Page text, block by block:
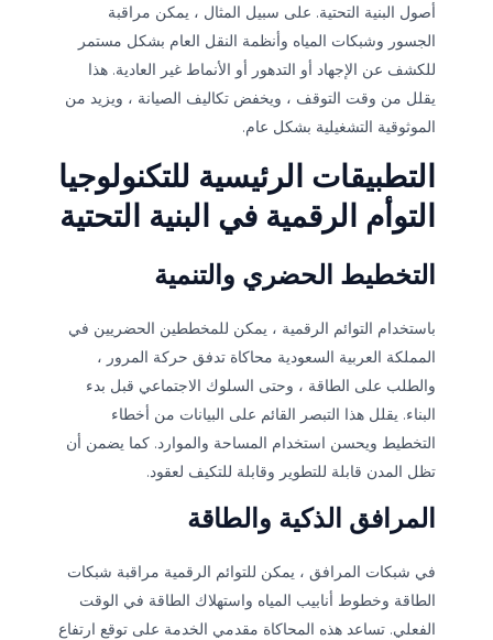
أصول البنية التحتية. على سبيل المثال ، يمكن مراقبة
الجسور وشبكات المياه وأنظمة النقل العام بشكل مستمر
للكشف عن الإجهاد أو التدهور أو الأنماط غير العادية. هذا
يقلل من وقت التوقف ، ويخفض تكاليف الصيانة ، ويزيد من
الموثوقية التشغيلية بشكل عام.
التطبيقات الرئيسية للتكنولوجيا
التوأم الرقمية في البنية التحتية
التخطيط الحضري والتنمية
باستخدام التوائم الرقمية ، يمكن للمخططين الحضريين في
المملكة العربية السعودية محاكاة تدفق حركة المرور ،
والطلب على الطاقة ، وحتى السلوك الاجتماعي قبل بدء
البناء. يقلل هذا التبصر القائم على البيانات من أخطاء
التخطيط ويحسن استخدام المساحة والموارد. كما يضمن أن
تظل المدن قابلة للتطوير وقابلة للتكيف لعقود.
المرافق الذكية والطاقة
في شبكات المرافق ، يمكن للتوائم الرقمية مراقبة شبكات
الطاقة وخطوط أنابيب المياه واستهلاك الطاقة في الوقت
الفعلي. تساعد هذه المحاكاة مقدمي الخدمة على توقع ارتفاع